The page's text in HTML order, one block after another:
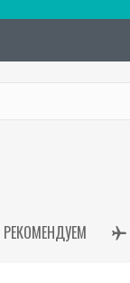
РЕКОМЕНДУЕМ